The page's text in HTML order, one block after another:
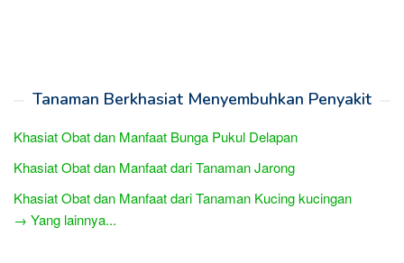
Tanaman Berkhasiat Menyembuhkan Penyakit
Khasiat Obat dan Manfaat Bunga Pukul Delapan
Khasiat Obat dan Manfaat dari Tanaman Jarong
Khasiat Obat dan Manfaat dari Tanaman Kucing kucingan
→ Yang lainnya...